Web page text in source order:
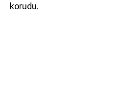
korudu.